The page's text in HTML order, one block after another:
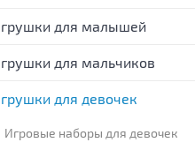
для малышей
для мальчиков
для девочек
Игровые наборы для девочек